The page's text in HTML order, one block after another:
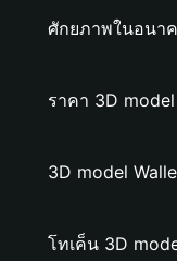
ศักยภาพในอนา
ราคา 3D
3D model
โทเค็น 3D